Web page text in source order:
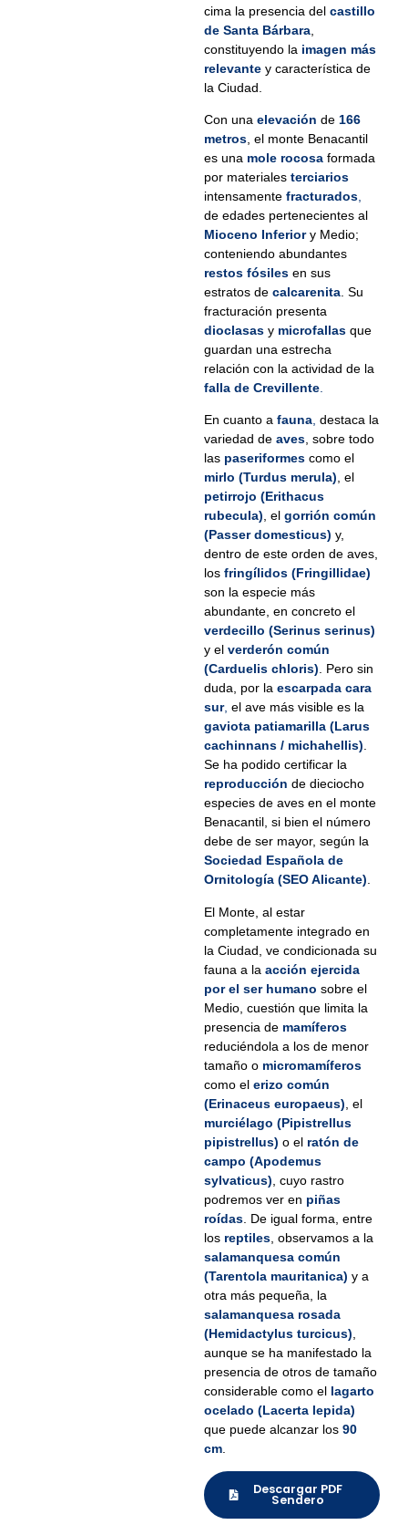
cima la presencia del castillo
de Santa Bárbara
constituyendo la imagen más
relevante y característica de
la Ciudad.
Con una elevación de 166
metros , el monte Benacantil
es una mole rocosa formada
por materiales terciarios
intensamente fracturados
de edades pertenecientes al
Mioceno Inferiory Medio;
conteniendo abundantes
restos fósiles en sus
estratos de calcarenita . Su
fracturación presenta
dioclasas y microfallas que
guardan una estrecha
relación con la actividad de la
falla de Crevillente
En cuanto a fauna, destaca la
variedad de aves, sobre todo
las paseriformes como el
mirlo (Turdus merula), el
petirrojo (Erithacus
rubecula), el gorrión común
(Passer domesticus) y,
dentro de este orden de aves,
los fringílidos (Fringillidae)
son la especie más
abundante, en concreto el
verdecillo (Serinus serinus)
y el verderón común
(Carduelis chloris). Pero sin
duda, por la escarpada cara
sur, el ave más visible es la
gaviota patiamarilla (Larus
cachinnans / michahellis).
Se ha podido certificar la
reproducción de dieciocho
especies de aves en el monte
Benacantil, si bien el número
debe de ser mayor, según la
Sociedad Española de
Ornitología (SEO Alicante).
El Monte, al estar
completamente integrado en
la Ciudad, ve condicionada su
fauna a la acción ejercida
por el ser humano sobre el
Medio, cuestión que limita la
presencia de mamíferos
reduciéndola a los de menor
tamaño o micromamíferos
como el erizo común
(Erinaceus europaeus) , el
murciélago (Pipistrellus
pipistrellus) o el ratón de
campo (Apodemus
sylvaticus) , cuyo rastro
podremos ver en piñas
roídas . De igual forma, entre
los reptiles , observamos a la
salamanquesa común
(Tarentola mauritanica) y a
otra más pequeña, la
salamanquesa rosada
(Hemidactylus turcicus)
aunque se ha manifestado la
presencia de otros de tamaño
considerable como el lagarto
ocelado (Lacerta lepida)
que puede alcanzar los 90
cm
Descargar PDF
Sendero